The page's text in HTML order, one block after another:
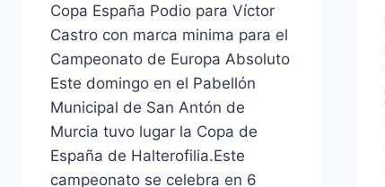
Copa España Podio para Víctor
Castro con marca minima para el
Campeonato de Europa Absoluto
Este domingo en el Pabellón
Municipal de San Antón de
Murcia tuvo lugar la Copa de
España de Halterofilia.Este
campeonato se celebra en 6